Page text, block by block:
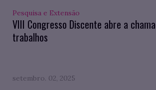
Pesquisa e Extensão
VIII Congresso Discente abre a
trabalhos
setembro. 02, 2025